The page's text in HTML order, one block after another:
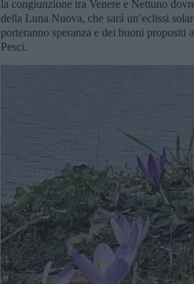
la congiunzione tra Venere e Nettuno
della Luna Nuova, che sará un’eclissi
porteranno speranza e dei buoni propositi
Pesci.